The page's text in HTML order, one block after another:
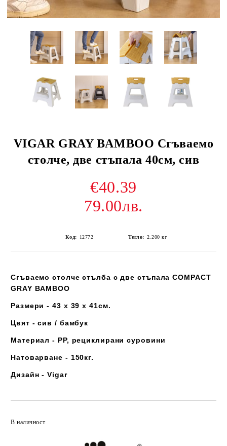
VIGAR GRAY BAMBOO Сгъваемо
столче, две стъпала 40см, сив
€40.39
79.00лв.
Код: 12772 Тегло: 2.200 кг
Сгъваемо столче стълба с две стъпалаCOMPACT
GRAY BAMBOO
Размери - 43 х 39 х 41см.
Цвят - сив / бамбук
Материал - РР, рециклирани суровини
Натоварване - 150кг.
Дизайн - Vigar
В наличност